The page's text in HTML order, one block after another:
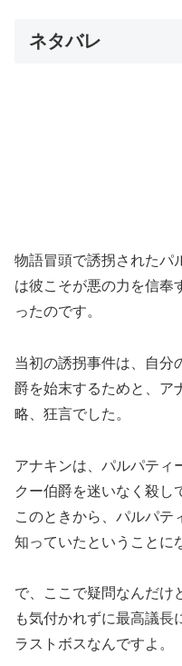
ネタバレ
物語冒頭で誘拐されたパ
は彼こそが悪の力を信奉
ったのです。
当初の誘拐事件は、自分
爵を始末するためと、ア
略、狂言でした。
アナキンは、パルパティ
クー伯爵を迷いなく殺し
このときから、パルパテ
知っていたということに
で、ここで疑問なんだけ
も気付かれずに最高議長
ラストボスなんですよ。